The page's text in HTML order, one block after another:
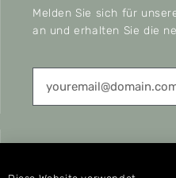
Melden Sie sich für
an und erhalten Sie die
CONNECT